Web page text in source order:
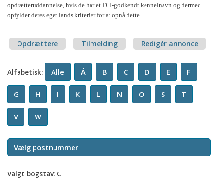
opdrætteruddannelse, hvis de har et FCI-godkendt kennelnavn og dermed
opfylder deres eget lands kriterier for at opnå dette.
Opdrættere Tilmelding Redigér annonce
Alfabetisk: Alle Á B C D E F
G H I K L N O S T
V W
Valgt bogstav: C